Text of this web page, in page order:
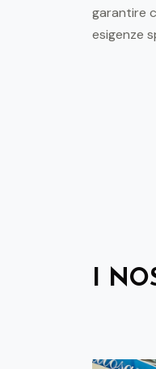
garantire
esigenze
I